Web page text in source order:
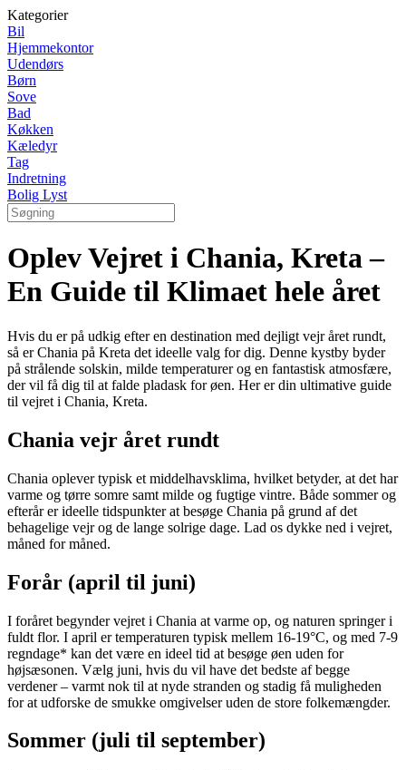
Kategorier
Bil
Hjemmekontor
Udendørs
Børn
Sove
Bad
Køkken
Kæledyr
Tag
Indretning
Bolig Lyst
Oplev Vejret i Chania, Kreta –
En Guide til Klimaet hele året
Hvis du er på udkig efter en destination med dejligt vejr året rundt,
så er Chania på Kreta det ideelle valg for dig. Denne kystby byder
på strålende solskin, milde temperaturer og en fantastisk atmosfære,
der vil få dig til at falde pladask for øen. Her er din ultimative guide
til vejret i Chania, Kreta.
Chania vejr året rundt
Chania oplever typisk et middelhavsklima, hvilket betyder, at det har
varme og tørre somre samt milde og fugtige vintre. Både sommer og
efterår er ideelle tidspunkter at besøge Chania på grund af det
behagelige vejr og de lange solrige dage. Lad os dykke ned i vejret,
måned for måned.
Forår (april til juni)
I foråret begynder vejret i Chania at varme op, og naturen springer i
fuldt flor. I april er temperaturen typisk mellem 16-19°C, og med 7-9
regndage* kan det være en ideel tid at besøge øen uden for
højsæsonen. Vælg juni, hvis du vil have det bedste af begge
verdener – varmt nok til at nyde stranden og stadig få muligheden
for at udforske de smukke omgivelser uden de store folkemængder.
Sommer (juli til september)